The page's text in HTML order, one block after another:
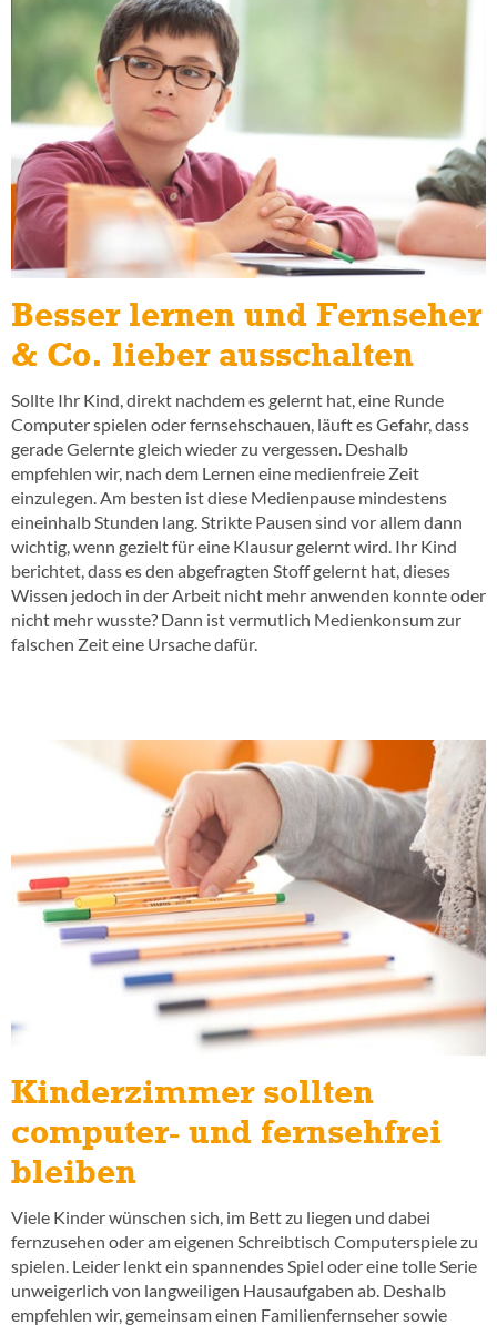
Besser lernen und Fernseher
& Co. lieber ausschalten
Sollte Ihr Kind, direkt nachdem es gelernt hat, eine Runde
Computer spielen oder fernsehschauen, läuft es Gefahr, dass
gerade Gelernte gleich wieder zu vergessen. Deshalb
empfehlen wir, nach dem Lernen eine medienfreie Zeit
einzulegen. Am besten ist diese Medienpause mindestens
eineinhalb Stunden lang. Strikte Pausen sind vor allem dann
wichtig, wenn gezielt für eine Klausur gelernt wird. Ihr Kind
berichtet, dass es den abgefragten Stoff gelernt hat, dieses
Wissen jedoch in der Arbeit nicht mehr anwenden konnte oder
nicht mehr wusste? Dann ist vermutlich Medienkonsum zur
falschen Zeit eine Ursache dafür.
Kinderzimmer sollten
computer- und fernsehfrei
bleiben
Viele Kinder wünschen sich, im Bett zu liegen und dabei
fernzusehen oder am eigenen Schreibtisch Computerspiele zu
spielen. Leider lenkt ein spannendes Spiel oder eine tolle Serie
unweigerlich von langweiligen Hausaufgaben ab. Deshalb
empfehlen wir, gemeinsam einen Familienfernseher sowie